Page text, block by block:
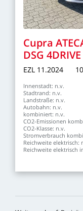
Cupra
DSG 4DRIVE
EZL 11.2024
Innenstadt: n.v.
Stadtrand: n.v.
Landstraße: n.v.
Autobahn: n.v.
kombiniert: n.v.
CO2-Emissionen
CO2-Klasse: n.v.
Stromverbrauch
Reichweite elektrisch:
Reichweite elektrisch